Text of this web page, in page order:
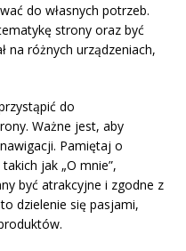
do własnych potrzeb.
strony oraz być
na różnych urządzeniach,
do
Ważne jest, aby
Pamiętaj o
jak „O mnie”,
być atrakcyjne i zgodne z
dzielenie się pasjami,